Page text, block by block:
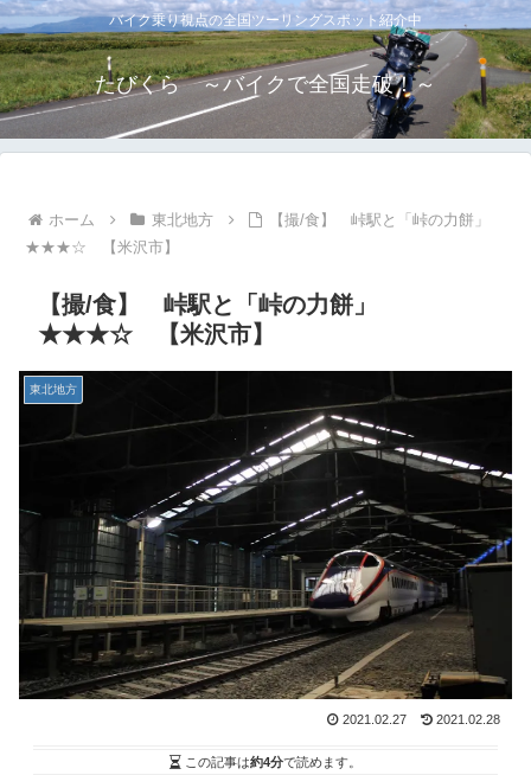
バイク乗り視点の全国ツーリングスポット紹介中
たびくら ～バイクで全国走破！～
ホーム 東北地方
【撮/食】 峠駅と「峠の力餅」
★★★☆ 【米沢市】
【撮/食】 峠駅と「峠の力餅」
★★★☆ 【米沢市】
東北地方
2021.02.27 2021.02.28
この記事は約4分で読めます。